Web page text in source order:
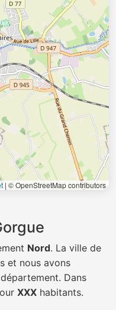
| © OpenStreetMap contributors
Nord. La ville de
et nous avons
Dans
XXX habitants.